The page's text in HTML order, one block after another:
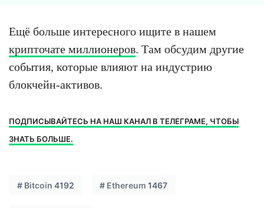
Ещё больше интересного ищите в нашем
крипточате миллионеров. Там обсудим другие
события, которые влияют на индустрию
блокчейн-активов.
ПОДПИСЫВАЙТЕСЬ НА НАШ КАНАЛ В ТЕЛЕГРАМЕ, ЧТОБЫ
ЗНАТЬ БОЛЬШЕ.
# Bitcoin 4192 # Ethereum 1467